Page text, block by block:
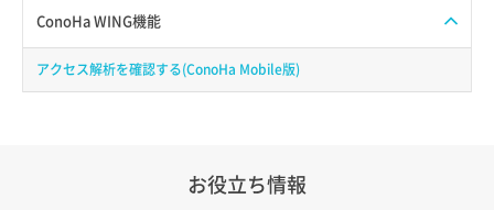
ConoHa WING機能
アクセス解析を確認する(ConoHa Mobile版)
お役立ち情報